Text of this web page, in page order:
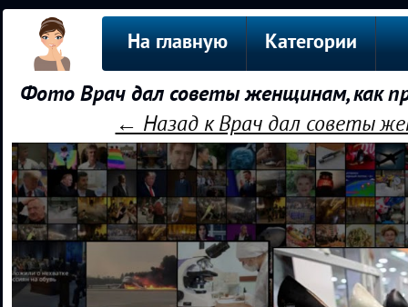
На главную Категории
Фото Врач дал советы женщинам, как
← Назад к Врач дал советы